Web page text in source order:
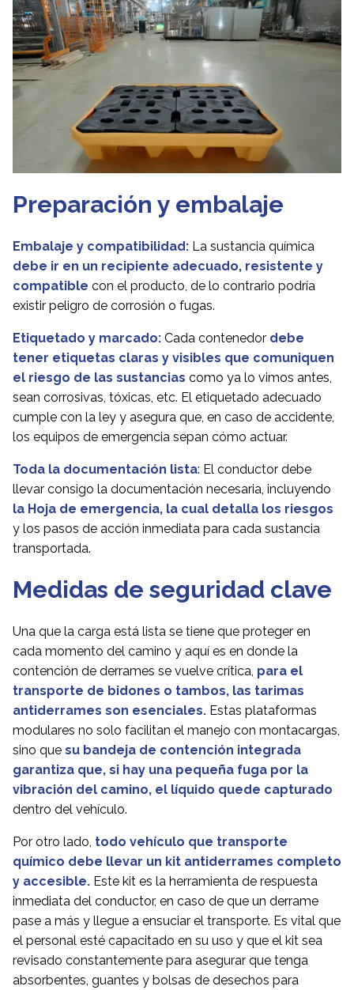
Preparación y embalaje
Embalaje y compatibilidad: La sustancia química
debe ir en un recipiente adecuado, resistente y
compatible con el producto, de lo contrario podría
existir peligro de corrosión o fugas.
Etiquetado y marcado: Cada contenedor debe
tener etiquetas claras y visibles que comuniquen
el riesgo de las sustancias como ya lo vimos antes,
sean corrosivas, tóxicas, etc. El etiquetado adecuado
cumple con la ley y asegura que, en caso de accidente,
los equipos de emergencia sepan cómo actuar.
Toda la documentación lista: El conductor debe
llevar consigo la documentación necesaria, incluyendo
la Hoja de emergencia, la cual detalla los riesgos
y los pasos de acción inmediata para cada sustancia
transportada.
Medidas de seguridad clave
Una que la carga está lista se tiene que proteger en
cada momento del camino y aquí es en donde la
contención de derrames se vuelve crítica, para el
transporte de bidones o tambos, las tarimas
antiderrames son esenciales. Estas plataformas
modulares no solo facilitan el manejo con montacargas,
sino que su bandeja de contención integrada
garantiza que, si hay una pequeña fuga por la
vibración del camino, el líquido quede capturado
dentro del vehículo.
Por otro lado, todo vehículo que transporte
químico debe llevar un kit antiderrames completo
y accesible. Este kit es la herramienta de respuesta
inmediata del conductor, en caso de que un derrame
pase a más y llegue a ensuciar el transporte. Es vital que
el personal esté capacitado en su uso y que el kit sea
revisado constantemente para asegurar que tenga
absorbentes, guantes y bolsas de desechos para